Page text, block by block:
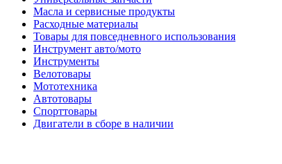
Масла и сервисные продукты
Расходные материалы
Товары для повседневного использования
Инструмент авто/мото
Инструменты
Велотовары
Мототехника
Автотовары
Спорттовары
Двигатели в сборе в наличии